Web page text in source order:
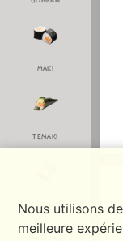
MAKI
TEMAKI
CALIFORNIA ROLL
Nous utilisons
meilleure